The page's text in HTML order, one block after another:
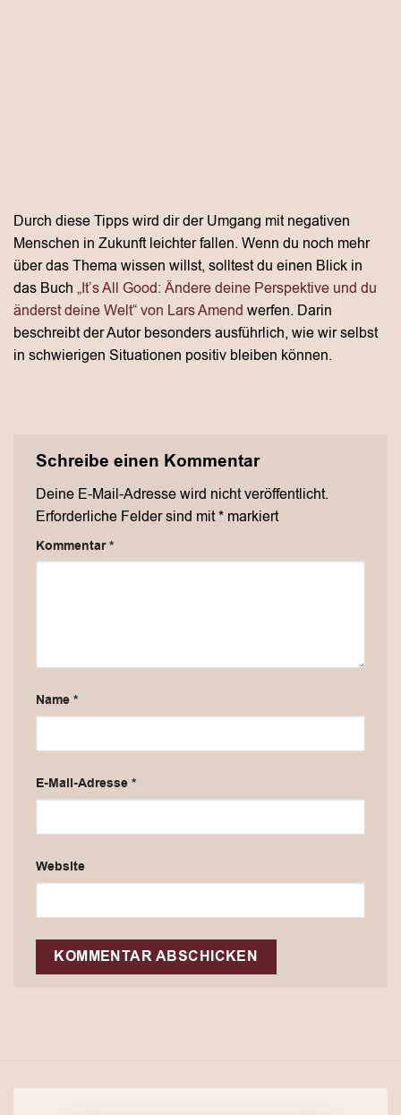
Durch diese Tipps wird dir der Umgang mit negativen
Menschen in Zukunft leichter fallen. Wenn du noch mehr
über das Thema wissen willst, solltest du einen Blick in
das Buch „It’s All Good: Ändere deine Perspektive und du
änderst deine Welt“ von Lars Amend werfen. Darin
beschreibt der Autor besonders ausführlich, wie wir selbst
in schwierigen Situationen positiv bleiben können.
Schreibe einen Kommentar
Deine E-Mail-Adresse wird nicht veröffentlicht.
Erforderliche Felder sind mit* markiert
Kommentar*
Name*
E-Mail-Adresse*
Website